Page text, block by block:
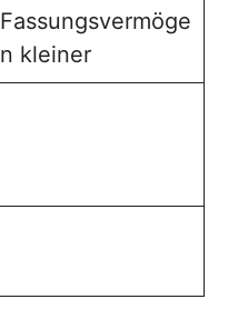
Fassungsvermöge
n kleiner